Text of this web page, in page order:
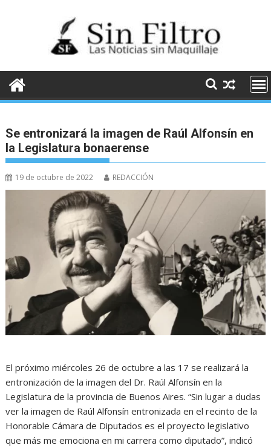
Se entronizará la imagen de Raúl Alfonsín en
la Legislatura bonaerense
19 de octubre de 2022 REDACCIÓN
El próximo miércoles 26 de octubre a las 17 se realizará la
entronización de la imagen del Dr. Raúl Alfonsín en la
Legislatura de la provincia de Buenos Aires. “Sin lugar a dudas
ver la imagen de Raúl Alfonsín entronizada en el recinto de la
Honorable Cámara de Diputados es el proyecto legislativo
que más me emociona en mi carrera como diputado”, indicó